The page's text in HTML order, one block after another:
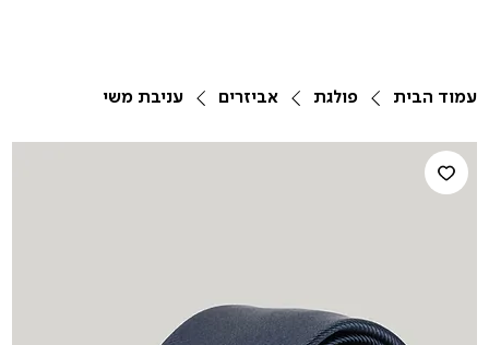
עמוד הבית פולגת אביזרים עניבת משי